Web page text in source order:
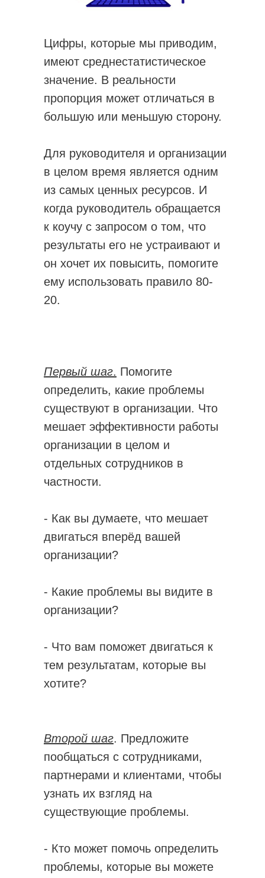
Цифры, которые мы приводим,
имеют среднестатистическое
значение. В реальности
пропорция может отличаться в
большую или меньшую сторону.
Для руководителя и организации
в целом время является одним
из самых ценных ресурсов. И
когда руководитель обращается
к коучу с запросом о том, что
результаты его не устраивают и
он хочет их повысить, помогите
ему использовать правило 80-
20.
Первый шаг. Помогите
определить, какие проблемы
существуют в организации. Что
мешает эффективности работы
организации в целом и
отдельных сотрудников в
частности.
- Как вы думаете, что мешает
двигаться вперёд вашей
организации?
- Какие проблемы вы видите в
организации?
- Что вам поможет двигаться к
тем результатам, которые вы
хотите?
Второй шаг. Предложите
пообщаться с сотрудниками,
партнерами и клиентами, чтобы
узнать их взгляд на
существующие проблемы.
- Кто может помочь определить
проблемы, которые вы можете